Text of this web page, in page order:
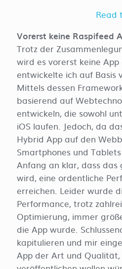
Read
Vorerst keine Raspifeed
Trotz der
wird es vorerst keine
entwickelte ich auf Basis
Mittels dessen
basierend auf
entwickeln, die sowohl
iOS laufen. Jedoch, da
Hybrid App auf den
Smartphones und
Anfang an klar, dass das
wird, eine ordentliche
erreichen. Leider wurde
Performance, trotz
Optimierung, immer
die App wurde.
kapitulieren und mir
App der Art und Qualität,